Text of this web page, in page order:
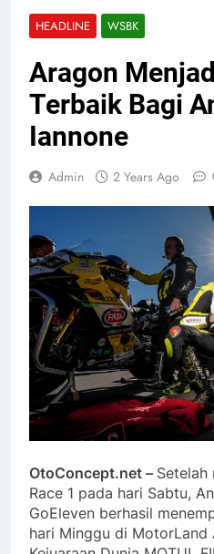
HEADLINE WSBK
Aragon
Terbaik Bagi
Iannone
Admin 2 Years Ago
OtoConcept.net – Setelah
Race 1 pada hari Sabtu,
GoEleven berhasil
hari Minggu di MotorLand